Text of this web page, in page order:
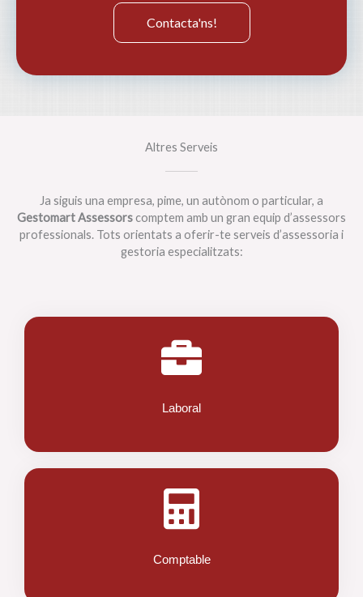
Contacta'ns!
Altres Serveis
Ja siguis una empresa, pime, un autònom o particular, a
Gestomart Assessorscomptem amb un gran equip d’assessors
professionals. Tots orientats a oferir-te serveis d’assessoria i
gestoria especialitzats:
Laboral
Comptable